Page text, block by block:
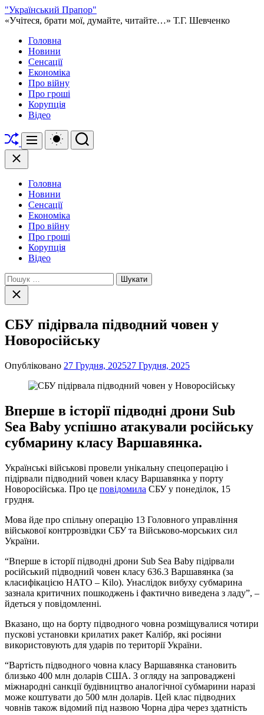
Перейти
до
"Український Прапор"
«Учітеся, брати мої, думайте, читайте…» Т.Г. Шевченко
Головна
Новини
Сенсації
Економіка
Про війну
Про гроші
Корупція
Відео
Перетасувати
Меню
Перемикач
кольорового
Пошук
Закрити
Головна
Новини
Сенсації
Економіка
Про війну
Про гроші
Корупція
Відео
Пошук:
Закрити
пошук
СБУ підірвала підводний човен у
Новоросійську
Опубліковано 27 Грудня, 202527 Грудня, 2025
Вперше в історії підводні дрони Sub
Sea Baby успішно атакували російську
субмарину класу Варшавянка.
Українські військові провели унікальну спецоперацію і
підірвали підводний човен класу Варшавянка у порту
Новоросійська. Про це повідомила СБУ у понеділок, 15
грудня.
Мова йде про спільну операцію 13 Головного управління
військової контррозвідки СБУ та Військово-морських сил
України.
“Вперше в історії підводні дрони Sub Sea Baby підірвали
російський підводний човен класу 636.3 Варшавянка (за
класифікацією НАТО – Kilo). Унаслідок вибуху субмарина
зазнала критичних пошкоджень і фактично виведена з ладу”, –
йдеться у повідомленні.
Вказано, що на борту підводного човна розміщувалися чотири
пускові установки крилатих ракет Калібр, які росіяни
використовують для ударів по території України.
“Вартість підводного човна класу Варшавянка становить
близько 400 млн доларів США. З огляду на запроваджені
міжнародні санкції будівництво аналогічної субмарини наразі
може коштувати до 500 млн доларів. Цей клас підводних
човнів також відомий під назвою Чорна діра через здатність